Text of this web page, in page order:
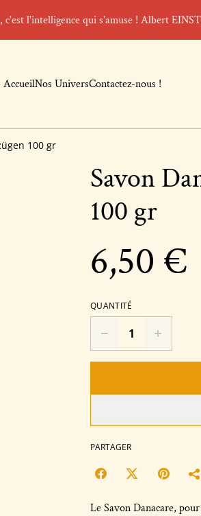
c'est l'intelligence qui s'amuse ! Albert
AccueilNos UniversContactez-nous !
100 gr
Savon
100 gr
6,50 €
QUANTITÉ
PARTAGER
Le Savon Danacare,